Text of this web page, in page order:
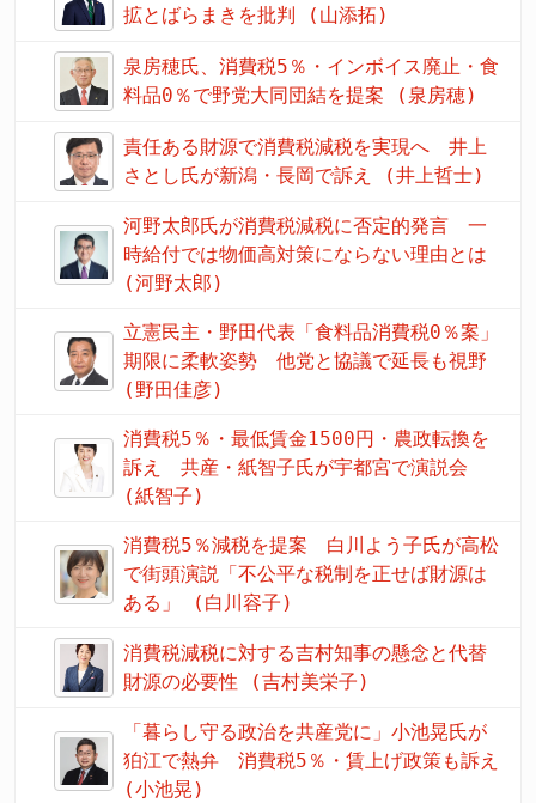
拡とばらまきを批判 (山添拓)
泉房穂氏、消費税5％・インボイス廃止・食
料品0％で野党大同団結を提案 (泉房穂)
責任ある財源で消費税減税を実現へ 井上
さとし氏が新潟・長岡で訴え (井上哲士)
河野太郎氏が消費税減税に否定的発言 一
時給付では物価高対策にならない理由とは
(河野太郎)
立憲民主・野田代表「食料品消費税0％案」
期限に柔軟姿勢 他党と協議で延長も視野
(野田佳彦)
消費税5％・最低賃金1500円・農政転換を
訴え 共産・紙智子氏が宇都宮で演説会
(紙智子)
消費税5％減税を提案 白川よう子氏が高松
で街頭演説「不公平な税制を正せば財源は
ある」 (白川容子)
消費税減税に対する吉村知事の懸念と代替
財源の必要性 (吉村美栄子)
「暮らし守る政治を共産党に」小池晃氏が
狛江で熱弁 消費税5％・賃上げ政策も訴え
(小池晃)